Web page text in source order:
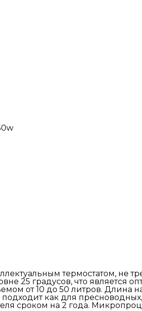
термостатом, не
25 градусов, что является
от 10 до 50 литров. Длина
как для
сроком на 2 года.